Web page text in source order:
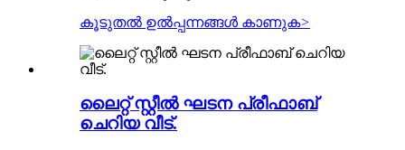
കൂടുതൽ ഉൽപ്പന്നങ്ങൾ കാണുക>
ലൈറ്റ് സ്റ്റീൽ ഘടന പ്രീഫാബ്
ചെറിയ വീട്.